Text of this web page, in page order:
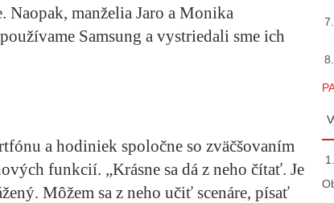
Naopak, manželia Jaro a Monika
Samsung a vystriedali sme ich
a hodiniek spoločne so zväčšovaním
funkcií. „Krásne sa dá z neho čítať. Je
Môžem sa z neho učiť scenáre, písať
7.
8.